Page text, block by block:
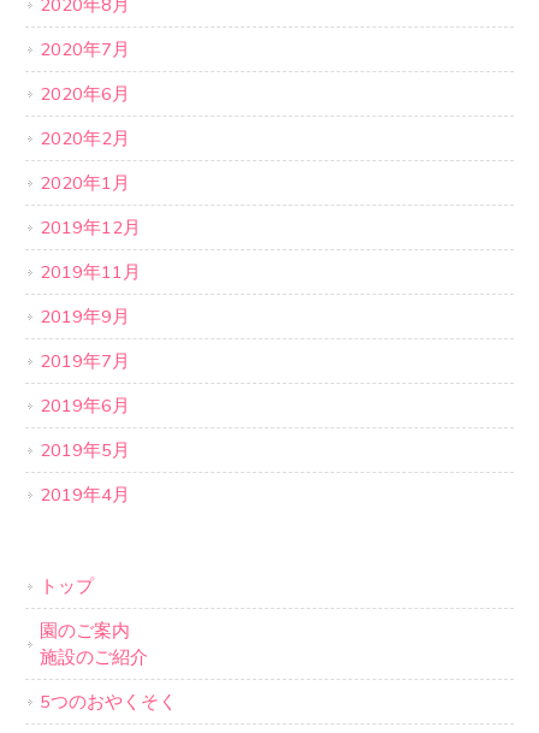
2020年8月
2020年7月
2020年6月
2020年2月
2020年1月
2019年12月
2019年11月
2019年9月
2019年7月
2019年6月
2019年5月
2019年4月
トップ
園のご案内
施設のご紹介
5つのおやくそく